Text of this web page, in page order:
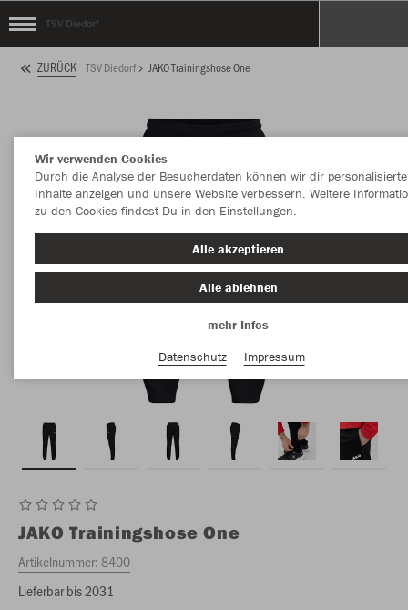
TSV Diedorf
ZURÜCK TSV Diedorf JAKO Trainingshose One
JAKO Trainingshose One
Artikelnummer:8400
Lieferbar bis 2031
Wir verwenden Cookies
Durch die Analyse der Besucherdaten können wir dir personalisierte
Inhalte anzeigen und unsere Website verbessern. Weitere
zu den Cookies findest Du in den Einstellungen.
Alle akzeptieren
Alle ablehnen
mehr Infos
Datenschutz
Impressum